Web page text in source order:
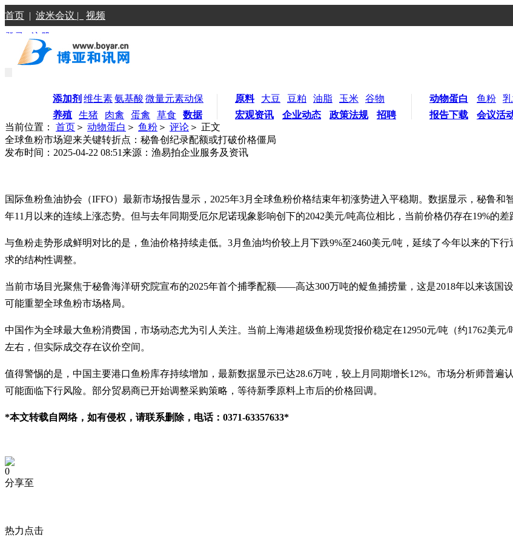
首页 | 波米会议 | 视频
登录 |注册
添加剂 维生素氨基酸 微量元素动保
养殖
生猪 肉禽 蛋禽 草食 数据
原料 大豆 豆粕 油脂 玉米
谷物
宏观资讯
企业动态 政策法规 招聘
动物蛋白 鱼粉
报告下载
会议活
当前位置： 首页 ＞ 动物蛋白 ＞ 鱼粉 ＞ 评论 ＞ 正文
全球鱼粉市场迎来关键转折点：秘鲁创纪录配额或打破价格僵局
发布时间：2025-04-22 08:51来源：渔易拍企业服务及资讯
国际鱼粉鱼油协会（IFFO）最新市场报告显示，2025年3月全球鱼粉价格结束年初涨势进入平稳期。数据显示，秘鲁和
年11月以来的连续上涨态势。但与去年同期受厄尔尼诺现象影响创下的2042美元/吨高位相比，当前价格仍存在19%的差
与鱼粉走势形成鲜明对比的是，鱼油价格持续走低。3月鱼油均价较上月下跌9%至2460美元/吨，延续了今年以来的下
求的结构性调整。
当前市场目光聚焦于秘鲁海洋研究院宣布的2025年首个捕季配额——高达300万吨的鳀鱼捕捞量，这是2018年以来该国
可能重塑全球鱼粉市场格局。
中国作为全球最大鱼粉消费国，市场动态尤为引人关注。当前上海港超级鱼粉现货报价稳定在12950元/吨（约1762美
左右，但实际成交存在议价空间。
值得警惕的是，中国主要港口鱼粉库存持续增加，最新数据显示已达28.6万吨，较上月同期增长12%。市场分析师普
可能面临下行风险。部分贸易商已开始调整采购策略，等待新季原料上市后的价格回调。
*本文转载自网络，如有侵权，请联系删除，电话：0371-63357633*
0
分享至
热力点击